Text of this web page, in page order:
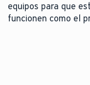
equipos para que
funcionen como el